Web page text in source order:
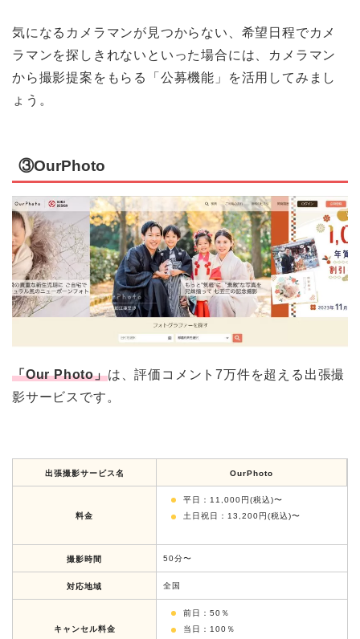
気になるカメラマンが見つからない、希望日程でカメ
ラマンを探しきれないといった場合には、カメラマン
から撮影提案をもらる「公募機能」を活用してみまし
ょう。
③OurPhoto
「Our Photo」は、評価コメント7万件を超える出張撮
影サービスです。
出張撮影サービス名 OurPhoto
料金
平日：11,000円(税込)〜
土日祝日：13,200円(税込)〜
撮影時間 50分〜
対応地域 全国
キャンセル料金
前日：50％
当日：100％